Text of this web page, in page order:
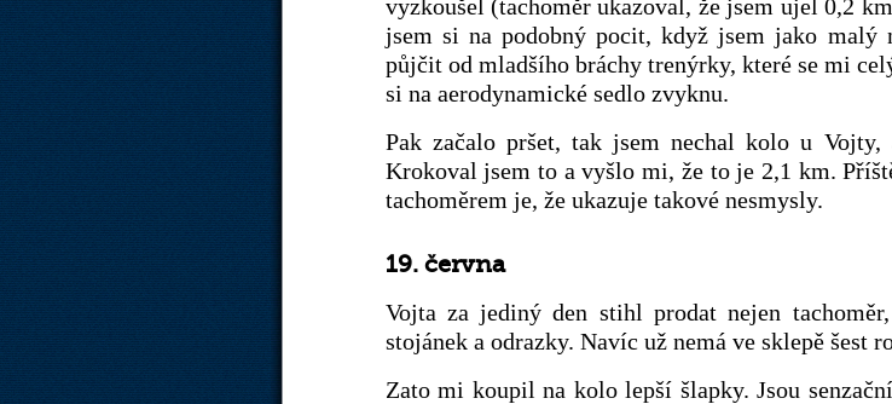
vyzkoušel (tachoměr ukazoval, že jsem ujel 0,2
jsem si na podobný pocit, když jsem jako malý
půjčit od mladšího bráchy trenýrky, které se mi
si na aerodynamické sedlo zvyknu.
Pak začalo pršet, tak jsem nechal kolo u Vojty,
Krokoval jsem to a vyšlo mi, že to je 2,1 km.
tachoměrem je, že ukazuje takové nesmysly.
19. června
Vojta za jediný den stihl prodat nejen
stojánek a odrazky. Navíc už nemá ve sklepě šest
Zato mi koupil na kolo lepší šlapky. Jsou